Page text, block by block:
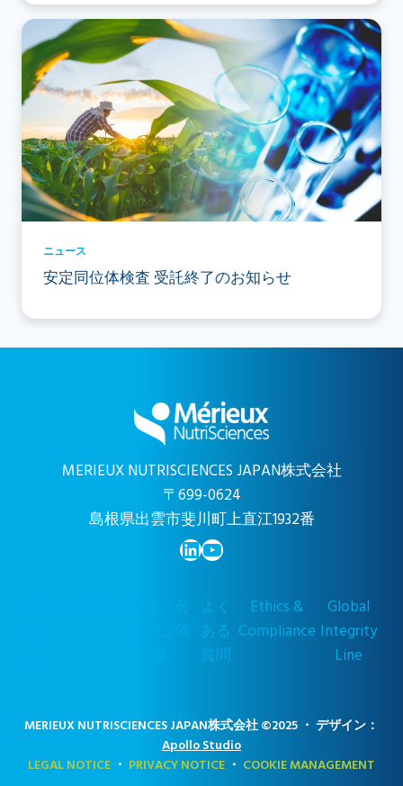
ニュース
安定同位体検査 受託終了のお知らせ
MERIEUX NUTRISCIENCES JAPAN株式会社
〒699-0624
島根県出雲市斐川町上直江1932番
LinkedIn
YouTube
よく
ある
質問
Ethics &
Compliance
Global
Integrity
Line
MERIEUX NUTRISCIENCES JAPAN株式会社 ©2025 ・ デザイン：
Apollo Studio
LEGAL NOTICE ・ PRIVACY NOTICE ・ COOKIE MANAGEMENT